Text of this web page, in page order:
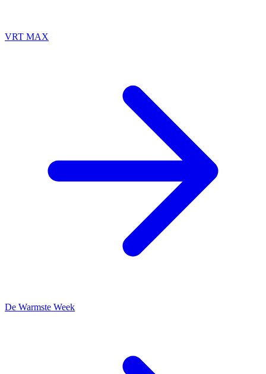
VRT MAX
De Warmste Week